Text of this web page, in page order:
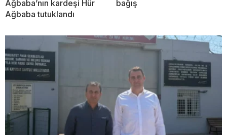
Ağbaba’nın kardeşi Hür
Ağbaba tutuklandı
bağış